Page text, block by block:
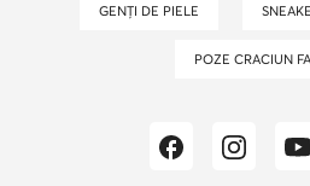
GENȚI DE PIELE
POZE CRACIUN